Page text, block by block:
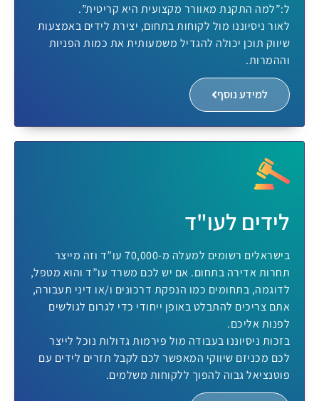
ל:”למה התקנת מאוורר מקצועית היא קריטית”.
לאור ניסיוננו מול לקוחות בתחום, יצירת לידים באמצעות
שיווק תוכן יכולה להגדיל משמעותית את כמות הפניות
וההמרות.
למידע נוסף
לידים לעו"ד
בישראלים רשומים למעלה מ-70,000 עו”ד וזה מייצר
תחרות אדירה בתחום. אם יש לכם משרד עו”ד והוא מטפל,
לדוגמה, בתחומים כמו הנפקת דרכונים ו/או דיני תעבורה,
אתם צריכים להתבלט באופן ייחודי כדי לגרום לגולשים
לפנות אליכם.
בזכות ניסיוננו בעבודה מול פירמות גדולות נוכל לייצר
לכם מכניזם שיווקי המאפשר לכם לקבל תזרים לידים עם
פוטנציאל גבוה להפוך ללקוחות משלמים.